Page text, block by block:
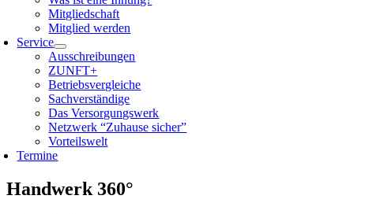
Mitgliedschaft
Mitglied werden
Service
Ausschreibungen
ZUNFT+
Betriebsvergleiche
Sachverständige
Das Versorgungswerk
Netzwerk “Zuhause sicher”
Vorteilswelt
Termine
Handwerk 360°